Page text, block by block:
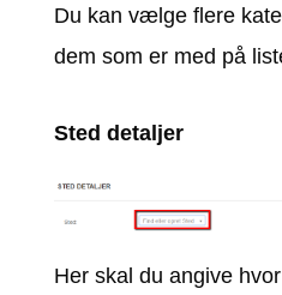
Du kan vælge flere
dem som er med på
Sted detaljer
Her skal du angive